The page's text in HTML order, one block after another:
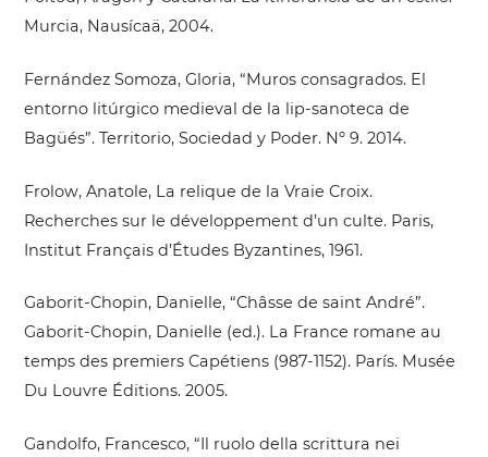
Murcia, Nausícaä, 2004.
Fernández Somoza, Gloria, “Muros consagrados. El
entorno litúrgico medieval de la lip-sanoteca de
Bagüés”. Territorio, Sociedad y Poder. Nº 9. 2014.
Frolow, Anatole, La relique de la Vraie Croix.
Recherches sur le développement d’un culte. Paris,
Institut Français d’Études Byzantines, 1961.
Gaborit-Chopin, Danielle, “Châsse de saint André”.
Gaborit-Chopin, Danielle (ed.). La France romane au
temps des premiers Capétiens (987-1152). París. Musée
Du Louvre Éditions. 2005.
Gandolfo, Francesco, “Il ruolo della scrittura nei